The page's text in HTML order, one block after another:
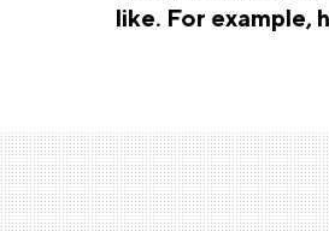
like. For example,